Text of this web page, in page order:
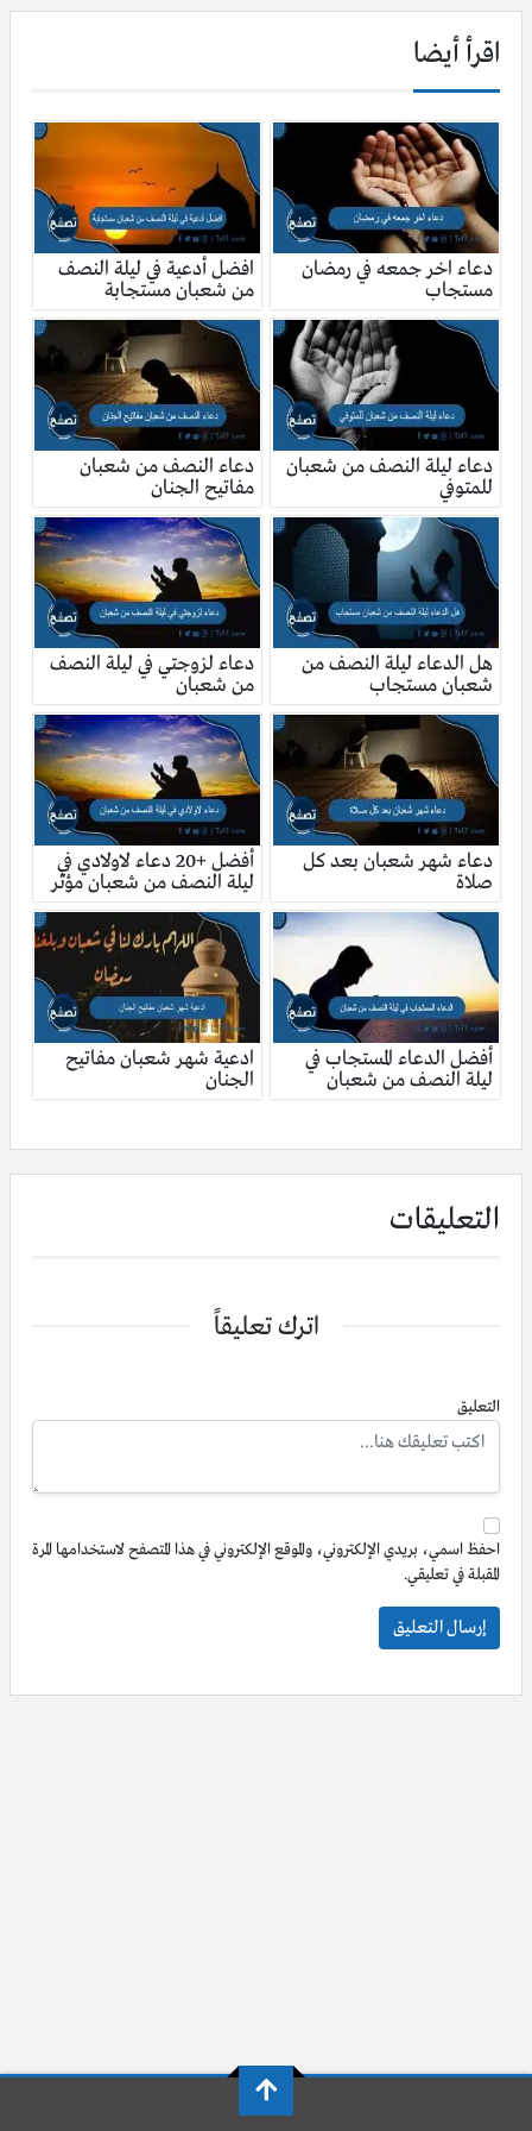
اقرأ أيضا
دعاء اخر جمعه في رمضان
مستجاب
افضل أدعية في ليلة النصف
من شعبان مستجابة
دعاء ليلة النصف من شعبان
للمتوفي
دعاء النصف من شعبان
مفاتيح الجنان
هل الدعاء ليلة النصف من
شعبان مستجاب
دعاء لزوجتي في ليلة النصف
من شعبان
دعاء شهر شعبان بعد كل
صلاة
أفضل +20 دعاء لاولادي في
ليلة النصف من شعبان مؤثر
أفضل الدعاء المستجاب في
ليلة النصف من شعبان
ادعية شهر شعبان مفاتيح
الجنان
التعليقات
اترك تعليقاً
التعليق
احفظ اسمي، بريدي الإلكتروني، والموقع الإلكتروني في هذا المتصفح لاستخدامها المرة
المقبلة في تعليقي.